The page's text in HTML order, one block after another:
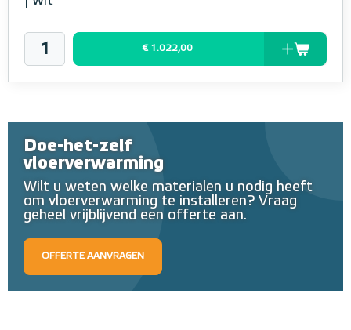
€ 1.022,00
Doe-het-zelf
vloerverwarming
Wilt u weten welke materialen u nodig heeft
om vloerverwarming te installeren? Vraag
geheel vrijblijvend een offerte aan.
OFFERTE AANVRAGEN